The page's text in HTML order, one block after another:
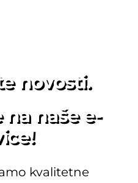
novosti.
na naše e-
kvalitetne